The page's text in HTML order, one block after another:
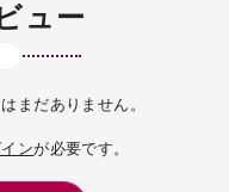
ュー
まだありません。
ンが必要です。